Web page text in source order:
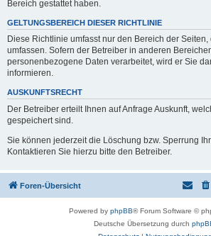
Bereich gestattet haben.
GELTUNGSBEREICH DIESER RICHTLINIE
Diese Richtlinie umfasst nur den Bereich der
umfassen. Sofern der Betreiber in anderen
personenbezogene Daten verarbeitet, wird er Sie
informieren.
AUSKUNFTSRECHT
Der Betreiber erteilt Ihnen auf Anfrage Auskunft,
gespeichert sind.
Sie können jederzeit die Löschung bzw. Sperrung
Kontaktieren Sie hierzu bitte den Betreiber.
Foren-Übersicht
Powered by phpBB® Forum Software ©
Deutsche Übersetzung durch